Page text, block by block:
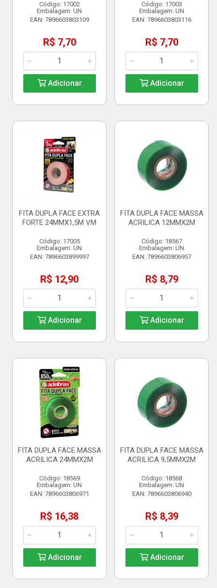
Código: 17002
Embalagem: UN
EAN: 7896603803109
R$ 7,70
Adicionar
Código: 17003
Embalagem: UN
EAN: 7896603803116
R$ 7,70
Adicionar
FITA DUPLA FACE EXTRA
FORTE 24MMX1,5M VM
Código: 17005
Embalagem: UN
EAN: 7896603899997
R$ 12,90
Adicionar
FITA DUPLA FACE MASSA
ACRILICA 12MMX2M
Código: 18567
Embalagem: UN
EAN: 7896603806957
R$ 8,79
Adicionar
FITA DUPLA FACE MASSA
ACRILICA 24MMX2M
Código: 18569
Embalagem: UN
EAN: 7896603806971
R$ 16,38
Adicionar
FITA DUPLA FACE MASSA
ACRILICA 9,5MMX2M
Código: 18568
Embalagem: UN
EAN: 7896603806940
R$ 8,39
Adicionar